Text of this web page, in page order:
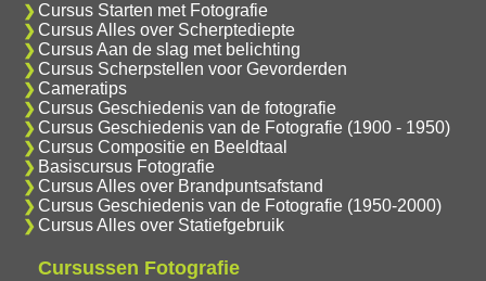
Cursus Starten met Fotografie
Cursus Alles over Scherptediepte
Cursus Aan de slag met belichting
Cursus Scherpstellen voor Gevorderden
Cameratips
Cursus Geschiedenis van de fotografie
Cursus Geschiedenis van de Fotografie (1900 - 1950)
Cursus Compositie en Beeldtaal
Basiscursus Fotografie
Cursus Alles over Brandpuntsafstand
Cursus Geschiedenis van de Fotografie (1950-2000)
Cursus Alles over Statiefgebruik
Cursussen Fotografie